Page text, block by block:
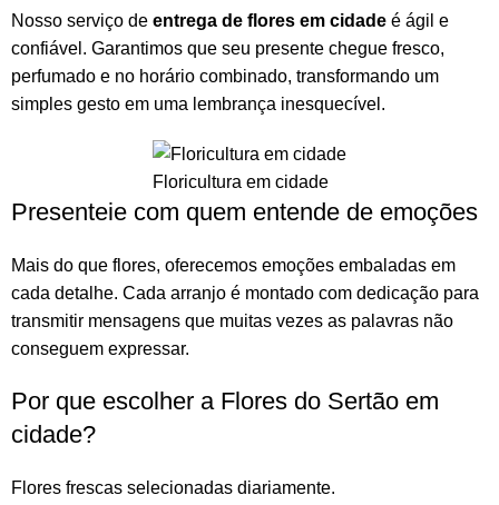
Nosso serviço de entrega de flores em cidade é ágil e
confiável. Garantimos que seu presente chegue fresco,
perfumado e no horário combinado, transformando um
simples gesto em uma lembrança inesquecível.
Floricultura em cidade
Presenteie com quem entende de emoções
Mais do que flores, oferecemos emoções embaladas em
cada detalhe. Cada arranjo é montado com dedicação para
transmitir mensagens que muitas vezes as palavras não
conseguem expressar.
Por que escolher a Flores do Sertão em
cidade?
Flores frescas selecionadas diariamente.